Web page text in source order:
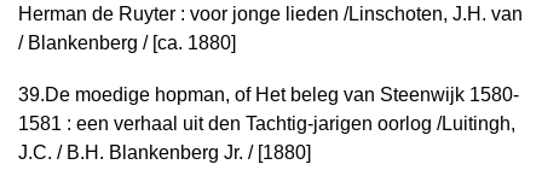
Herman de Ruyter : voor jonge lieden /Linschoten, J.H. van
/ Blankenberg / [ca. 1880]
39.De moedige hopman, of Het beleg van Steenwijk 1580-
1581 : een verhaal uit den Tachtig-jarigen oorlog /Luitingh,
J.C. / B.H. Blankenberg Jr. / [1880]